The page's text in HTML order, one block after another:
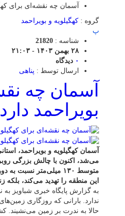
آسمان چه نقشه‌ای برای
گروه : کهگیلویه و بویراحمد
پ
شناسه : 21820
۲۸ بهمن ۱۴۰۳ - ۲۱:۰۳
۰ دیدگاه
ارسال توسط : پناهی
آسمان چه
بویراحمد
آسمان کهگیلویه و بویراحمد،
می‌شد، اکنون با چالش بزرگی
متوسط ۱۳۰ میلی‌متر
این منطقه را تهدید می‌کند،
به گزارش پایگاه خبری شباویز به
ندارد. بارانی که روزگاری
حالا به ندرت بر زمین می‌نشیند.